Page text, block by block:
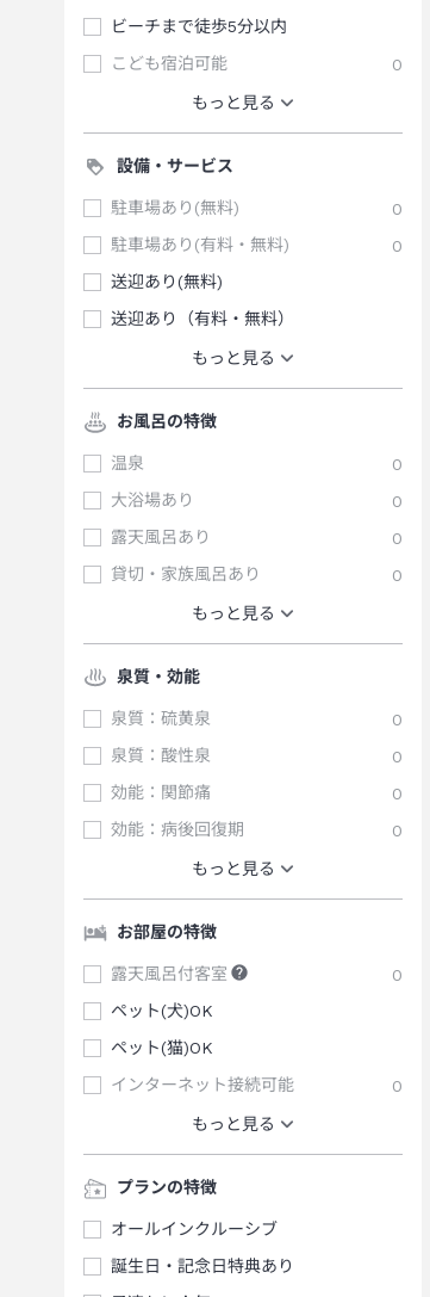
ビーチまで徒歩5分以内
こども宿泊可能
0
もっと見る
設備・サービス
駐車場あり(無料)
0
駐車場あり(有料・無料)
0
送迎あり(無料)
送迎あり（有料・無料）
もっと見る
お風呂の特徴
温泉
0
大浴場あり
0
露天風呂あり
0
貸切・家族風呂あり
0
もっと見る
泉質・効能
泉質：硫黄泉
0
泉質：酸性泉
0
効能：関節痛
0
効能：病後回復期
0
もっと見る
お部屋の特徴
露天風呂付客室
0
ペット(犬)OK
ペット(猫)OK
インターネット接続可能
0
もっと見る
プランの特徴
オールインクルーシブ
誕生日・記念日特典あり